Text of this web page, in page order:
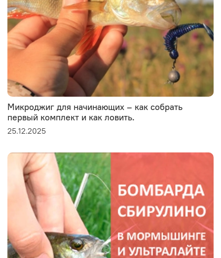
Микроджиг для начинающих – как собрать
первый комплект и как ловить.
25.12.2025